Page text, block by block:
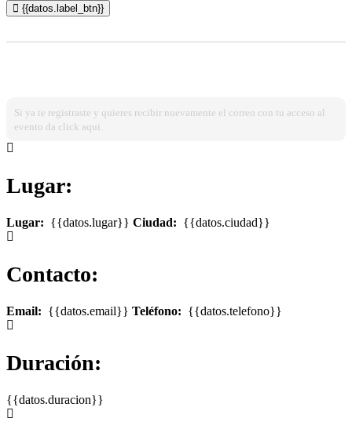
{{datos.label_btn}}
Si ya te registraste y quieres recibir nuevamente el correo con tu acceso al
evento da click aqui.
Lugar:
Lugar: {{datos.lugar}} Ciudad: {{datos.ciudad}}
Contacto:
Email: {{datos.email}} Teléfono: {{datos.telefono}}
Duración:
{{datos.duracion}}